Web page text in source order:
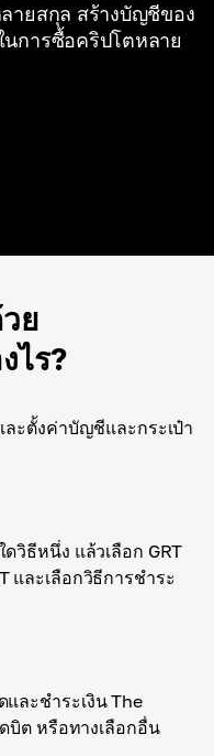
ายสกุล สร้างบัญชีของ
การซื้อคริปโตหลาย
ย
ไร?
ะตั้งค่าบัญชีและกระเป๋า
วิธีหนึ่ง แล้วเลือก GRT
และเลือกวิธีการชำระ
ละชำระเงิน The
บิต หรือทางเลือกอื่น